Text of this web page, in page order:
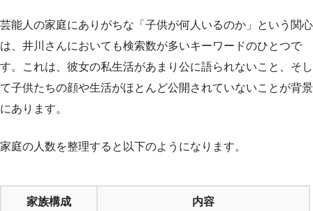
芸能人の家庭にありがちな「子供が何人いるのか」という関心
は、井川さんにおいても検索数が多いキーワードのひとつで
す。これは、彼女の私生活があまり公に語られないこと、そし
て子供たちの顔や生活がほとんど公開されていないことが背景
にあります。
家庭の人数を整理すると以下のようになります。
家族構成 内容